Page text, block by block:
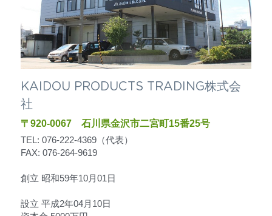
KAIDOU PRODUCTS TRADING株式会
社
〒920-0067　石川県金沢市二宮町15番25号
TEL: 076-222-4369（代表）
FAX: 076-264-9619
創立 昭和59年10月01日
設立 平成2年04月10日